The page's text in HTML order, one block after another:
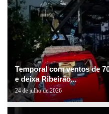
Temporal com ventos de
e deixa Ribeirão...
24 de julho de 2026